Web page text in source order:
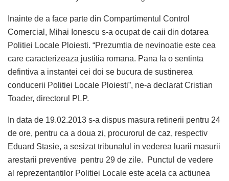
Inainte de a face parte din Compartimentul Control
Comercial, Mihai Ionescu s-a ocupat de caii din dotarea
Politiei Locale Ploiesti. “Prezumtia de nevinoatie este cea
care caracterizeaza justitia romana. Pana la o sentinta
defintiva a instantei cei doi se bucura de sustinerea
conducerii Politiei Locale Ploiesti”, ne-a declarat Cristian
Toader, directorul PLP.
In data de 19.02.2013 s-a dispus masura retinerii pentru 24
de ore, pentru ca a doua zi, procurorul de caz, respectiv
Eduard Stasie, a sesizat tribunalul in vederea luarii masurii
arestarii preventive pentru 29 de zile. Punctul de vedere
al reprezentantilor Politiei Locale este acela ca actiunea